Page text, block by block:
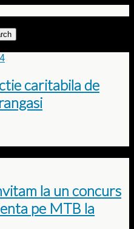
caritabila de
la un concurs
pe MTB la